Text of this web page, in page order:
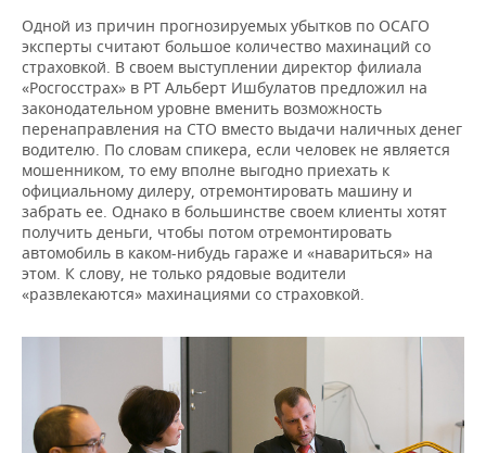
Одной из причин прогнозируемых убытков по ОСАГО
эксперты считают большое количество махинаций со
страховкой. В своем выступлении директор филиала
«Росгосстрах» в РТ Альберт Ишбулатов предложил на
законодательном уровне вменить возможность
перенаправления на СТО вместо выдачи наличных денег
водителю. По словам спикера, если человек не является
мошенником, то ему вполне выгодно приехать к
официальному дилеру, отремонтировать машину и
забрать ее. Однако в большинстве своем клиенты хотят
получить деньги, чтобы потом отремонтировать
автомобиль в каком-нибудь гараже и «навариться» на
этом. К слову, не только рядовые водители
«развлекаются» махинациями со страховкой.